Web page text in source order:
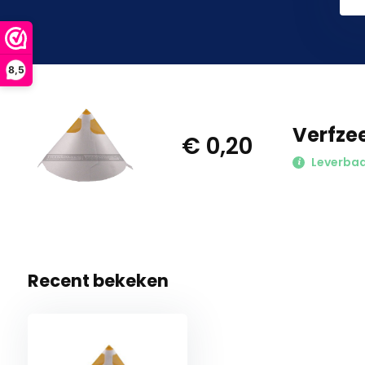
8,5
€ 0,20
Recent bekeken